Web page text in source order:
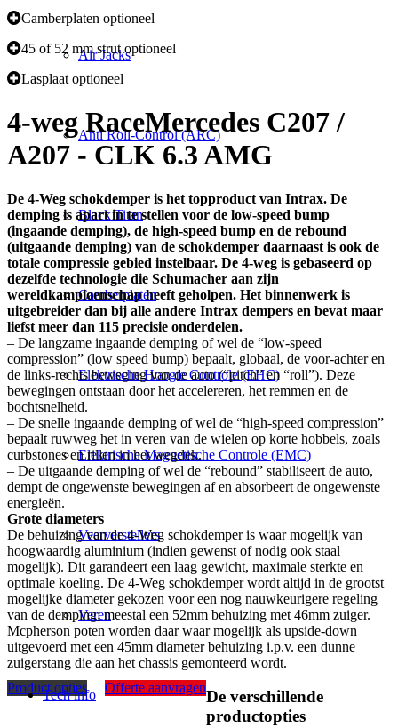
Air Jacks
Anti Roll-Control (ARC)
Black Titan
Camberplaten
Elektrische Hoogte Controle (EHC)
Elektrische Magnetische Controle (EMC)
Veerverstellers
Veren
Tech info
Camberplaten optioneel
45 of 52 mm strut optioneel
Lasplaat optioneel
4-weg RaceMercedes C207 /
A207 - CLK 6.3 AMG
De 4-Weg schokdemper is het topproduct van Intrax. De
demping is apart in te stellen voor de low-speed bump
(ingaande demping), de high-speed bump en de rebound
(uitgaande demping) van de schokdemper daarnaast is ook de
totale compressie gebied instelbaar. De 4-weg is gebaseerd op
dezelfde technologie die Schumacher aan zijn
wereldkampioenschap heeft geholpen. Het binnenwerk is
uitgebreider dan bij alle andere Intrax dempers en bevat maar
liefst meer dan 115 precisie onderdelen.
– De langzame ingaande demping of wel de “low-speed
compression” (low speed bump) bepaalt, globaal, de voor-achter en
de links-rechts beweging van de auto (“pitch” en “roll”). Deze
bewegingen ontstaan door het accelereren, het remmen en de
bochtsnelheid.
– De snelle ingaande demping of wel de “high-speed compression”
bepaalt ruwweg het in veren van de wielen op korte hobbels, zoals
curbstones en rillen in het wegdek.
– De uitgaande demping of wel de “rebound” stabiliseert de auto,
dempt de ongewenste bewegingen af en absorbeert de ongewenste
energieën.
Grote diameters
De behuizing van de 4-Weg schokdemper is waar mogelijk van
hoogwaardig aluminium (indien gewenst of nodig ook staal
mogelijk). Dit garandeert een laag gewicht, maximale sterkte en
optimale koeling. De 4-Weg schokdemper wordt altijd in de grootst
mogelijke diameter gekozen voor een nog nauwkeurigere regeling
van de demping; meestal een 52mm behuizing met 46mm zuiger.
Mcpherson poten worden daar waar mogelijk als upside-down
uitgevoerd met een 45mm diameter behuizing i.p.v. een dunne
zuigerstang die aan het chassis gemonteerd wordt.
Product opties
Offerte aanvragen
De verschillende
productopties